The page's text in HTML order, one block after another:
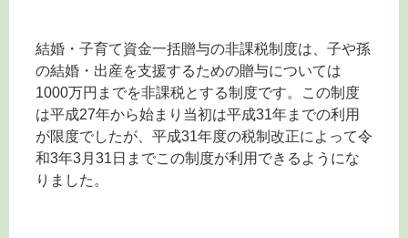
結婚・子育て資金一括贈与の非課税制度は、子や孫
の結婚・出産を支援するための贈与については
1000万円までを非課税とする制度です。この制度
は平成27年から始まり当初は平成31年までの利用
が限度でしたが、平成31年度の税制改正によって令
和3年3月31日までこの制度が利用できるようにな
りました。